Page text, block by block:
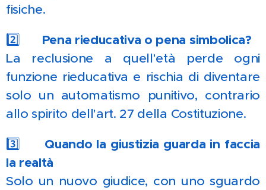
fisiche.
2️⃣
⚖️ Pena rieducativa o pena simbolica?
La reclusione a quell'età perde ogni
funzione rieducativa e rischia di diventare
solo un automatismo punitivo, contrario
allo spirito dell'art. 27 della Costituzione.
3️⃣
🏠 Quando la giustizia guarda in faccia
la realtà
Solo un nuovo giudice, con uno sguardo